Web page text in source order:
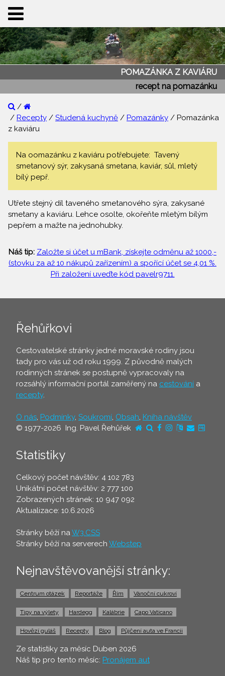
POMAZÁNKA Z KAVIÁRU
recept na pomazánku
/
/ Recepty / Studená kuchyně / Pomazánky / Pomazánka
z kaviáru
Na oomazánku z kaviáru potřebujete: Tavený
smetanový sýr, zakysaná smetana, kaviár, sůl, mletý
bílý pepř.
Utřete stejný díl taveného smetanového sýra, zakysané
smetany a kaviáru. Lehce osolte, okořeňte mletým bílým
pepřem a mažte na jednohubky.
Náš tip: Založte si účet u mBank, získejte odměnu až 1000,-
(stovku za až 10 nákupů zařízením) a spořící účet se 4,01 %.
Při založení uveďte kód pavelr9711.
Řehůřkovi
Cestovatelské stránky jedné moravské rodiny jsou
tady pro vás už od roku 1999. Z původně malých
rodinných stránek se postupně vypracovaly na
rozsáhlý informační portál zaměřený na cestování a
recepty.
O nás, Podmínky, Soukromí, Obsah, Kniha návštěv
© 1977-2026 Ing. Pavel Řehůřek
Statistiky
Celkový počet návštěv: 4 102 783
Unikátní počet návštěv: 2 777 100
Zobrazených stránek: 10 947 092
Aktualizace: 10.6.2026
Stránky běží naW3.CSS
Stránky běží na serverech Webstep
Nejnavštěvovanější stránky:
Centrum otázek Reportáže Řím Vánoční cukroví
Tipy na výlety Hardegg Kalábrie Capo Vaticano
Hovězí guláš Recepty Blog Půjčení auta ve Francii
Ze statistiky za měsíc Duben 2026
Náš tip pro tento měsíc: Pronájem aut